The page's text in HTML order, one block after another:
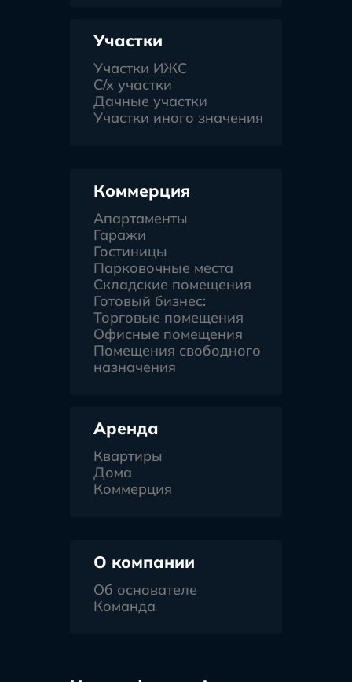
Участки
Участки ИЖС
С/х участки
Дачные участки
Участки иного значения
Коммерция
Апартаменты
Гаражи
Гостиницы
Парковочные места
Складские помещения
Готовый бизнес:
Торговые помещения
Офисные помещения
Помещения свободного
назначения
Аренда
Квартиры
Дома
Коммерция
О компании
Об основателе
Команда